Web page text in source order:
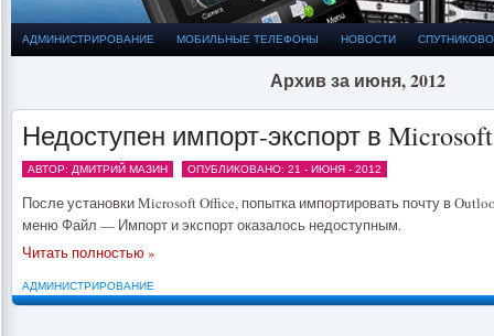
АДМИНИСТРИРОВАНИЕ МОБИЛЬНЫЕ ТЕЛЕФОНЫ НОВОСТИ
Архив за июня, 2012
Недоступен импорт-экспорт в
АВТОР: ДМИТРИЙ МАЗИН ОПУБЛИКОВАНО: 21 - ИЮНЯ - 2012
После установки Microsoft Office, попытка импортировать почту в
меню Файл — Импорт и экспорт оказалось недоступным.
Читать полностью »
АДМИНИСТРИРОВАНИЕ